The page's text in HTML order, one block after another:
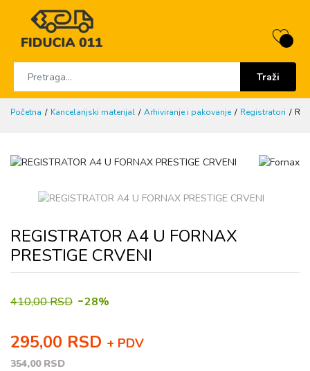
Traži
Početna Kancelarijski materijal Arhiviranje i pakovanje Registratori
REGISTRATOR A4 U FORNAX
PRESTIGE CRVENI
410,00 RSD -28%
295,00 RSD + PDV
354,00 RSD